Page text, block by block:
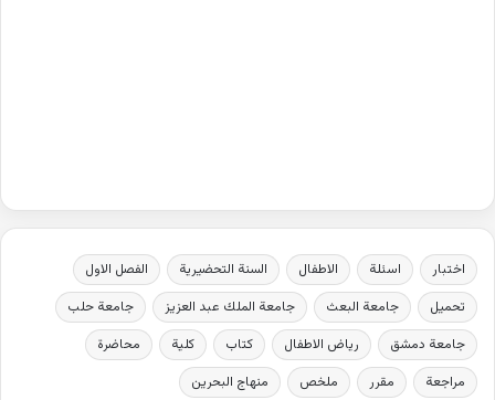
اختبار اسئلة الاطفال السنة التحضيرية
الفصل الاول
تحميل
جامعة البعث جامعة الملك عبد العزيز
جامعة حلب
جامعة دمشق
رياض الاطفال كتاب كلية
محاضرة
مراجعة
مقرر ملخص منهاج البحرين